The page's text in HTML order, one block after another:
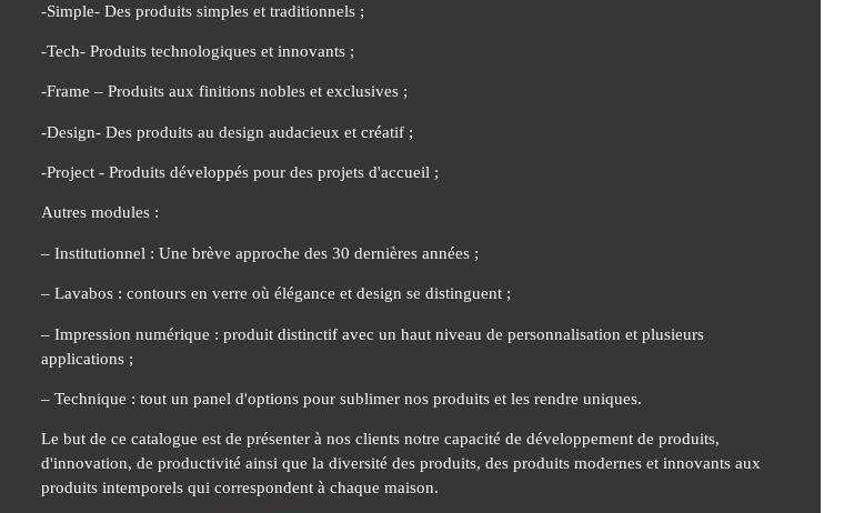
-Simple- Des produits simples et traditionnels ;
-Tech- Produits technologiques et innovants ;
-Frame – Produits aux finitions nobles et exclusives ;
-Design- Des produits au design audacieux et créatif ;
-Project - Produits développés pour des projets d'accueil ;
Autres modules :
– Institutionnel : Une brève approche des 30 dernières années ;
– Lavabos : contours en verre où élégance et design se distinguent ;
– Impression numérique : produit distinctif avec un haut niveau de personnalisation et plusieurs
applications ;
– Technique : tout un panel d'options pour sublimer nos produits et les rendre uniques.
Le but de ce catalogue est de présenter à nos clients notre capacité de développement de produits,
d'innovation, de productivité ainsi que la diversité des produits, des produits modernes et innovants aux
produits intemporels qui correspondent à chaque maison.